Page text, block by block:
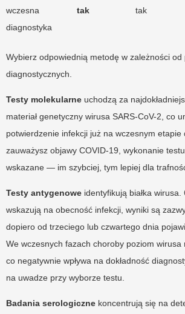
wczesna
diagnostyka
tak tak
Wybierz odpowiednią metodę w zależności od
diagnostycznych.
Testy molekularne uchodzą za
materiał genetyczny wirusa SARS-CoV-2, co
potwierdzenie infekcji już na wczesnym etapie
zauważysz objawy COVID-19, wykonanie
wskazane — im szybciej, tym lepiej dla
Testy antygenowe identyfikują białka
wskazują na obecność infekcji, wyniki są
dopiero od trzeciego lub czwartego dnia
We wczesnych fazach choroby poziom wirusa
co negatywnie wpływa na dokładność
na uwadze przy wyborze testu.
Badania serologiczne koncentrują się na